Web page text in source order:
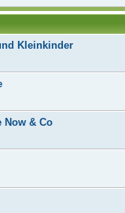
Kleinkinder
Now & Co